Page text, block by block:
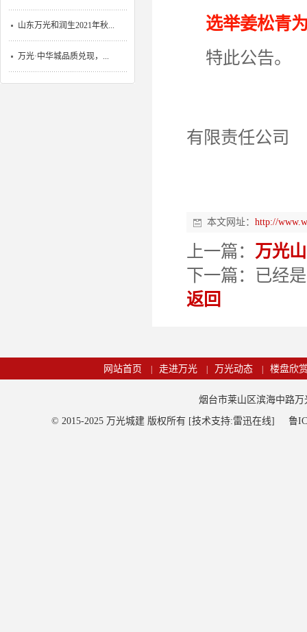
山东万光和润生2021年秋...
万光·中华城品质兑现，...
选举姜松青
特此公告。
有限责任公司
本文网址： http://
上一篇： 万光
下一篇：已经
返回
网站首页 走进万光 万光动态 楼盘欣
烟台市莱山区滨海中路
© 2015-2025 万光城建 版权所有 [技术支持:雷迅在线] 鲁